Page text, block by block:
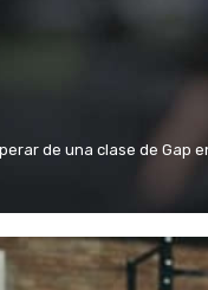
de una clase de Gap